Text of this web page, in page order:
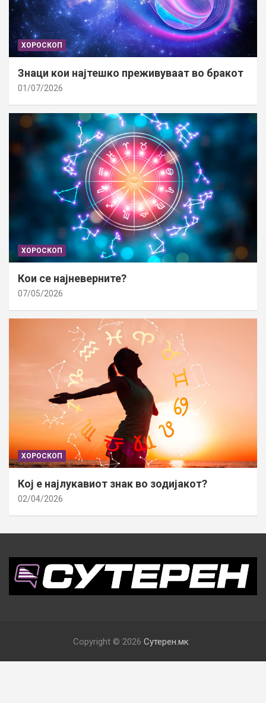
ХОРОСКОП
Знаци кои најтешко преживуваат во бракот
01/07/2026
ХОРОСКОП
Кои се најневерните?
07/05/2026
ХОРОСКОП
Кој е најлукавиот знак во зодијакот?
02/04/2026
Copyright © 2026 Сутерен.мк